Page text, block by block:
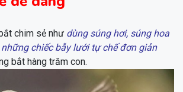
chim sẻ như dùng súng hơi, súng hoa
chiếc bẫy lưới tự chế đơn giản
bắt hàng trăm con.